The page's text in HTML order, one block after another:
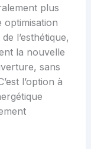
plus
l’esthétique,
la nouvelle
sans
l’option à